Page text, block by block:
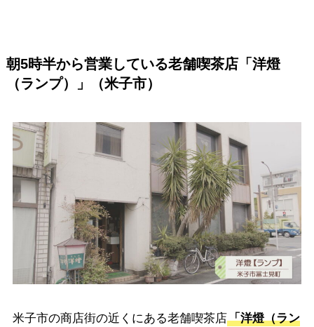
朝5時半から営業している老舗喫茶店「 洋燈
（ランプ）
」（米子市）
米子市の商店街の近くにある老舗喫茶店「洋燈（ラン